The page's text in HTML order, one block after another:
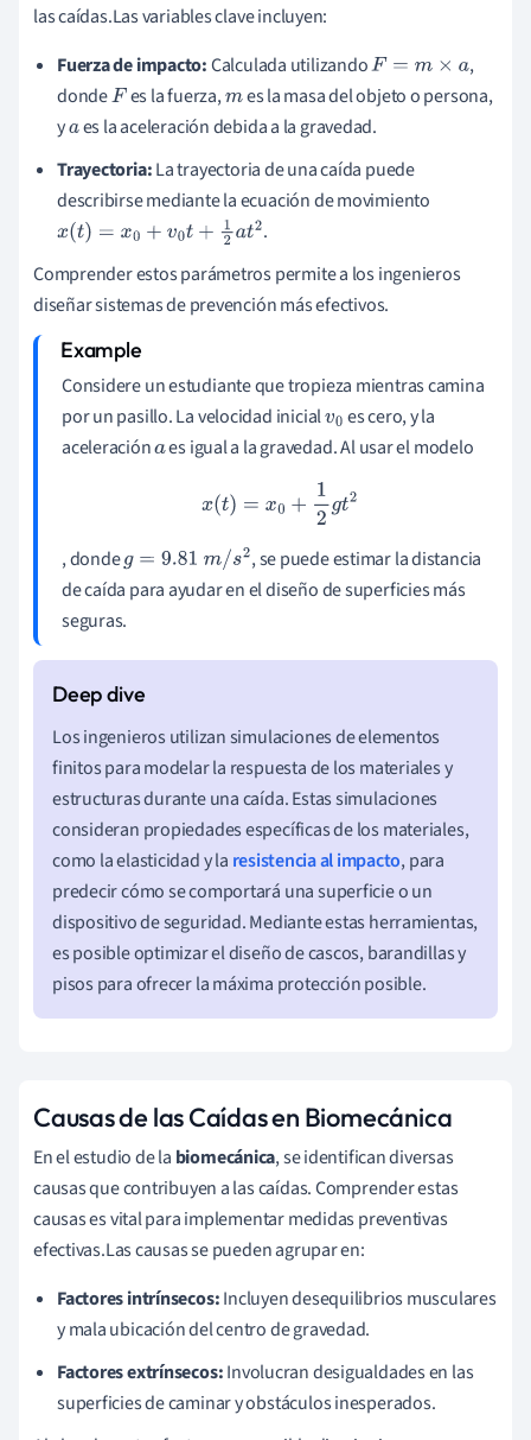
las caídas.Las variables clave incluyen:
Fuerza de impacto:Calculada utilizandoF= m× a
,
dondeF es la fuerza,m es la masa del objeto o persona,
yaes la aceleración debida a la gravedad.
Trayectoria:La trayectoria de una caída puede
describirse mediante la ecuación de movimiento
x(t)=x 0+ v0t +12at2
.
Comprender estos parámetros permite a los ingenieros
diseñar sistemas de prevención más efectivos.
Considere un estudiante que tropieza mientras camina
por un pasillo. La velocidad inicialv0 es cero, y la
aceleraciónaes igual a la gravedad. Al usar el modelo
x t)= x0+ 12 gt2
, dondeg=9.81m/ s2
, se puede estimar la distancia
de caída para ayudar en el diseño de superficies más
seguras.
Los ingenieros utilizan simulaciones de elementos
finitos para modelar la respuesta de los materiales y
estructuras durante una caída. Estas simulaciones
consideran propiedades específicas de los materiales,
como la elasticidad y la resistencia al impacto, para
predecir cómo se comportará una superficie o un
dispositivo de seguridad. Mediante estas herramientas,
es posible optimizar el diseño de cascos, barandillas y
pisos para ofrecer la máxima protección posible.
Causas de las Caídas en Biomecánica
En el estudio de la biomecánica, se identifican diversas
causas que contribuyen a las caídas. Comprender estas
causas es vital para implementar medidas preventivas
efectivas.Las causas se pueden agrupar en:
Factores intrínsecos:Incluyen desequilibrios musculares
y mala ubicación del centro de gravedad.
Factores extrínsecos:Involucran desigualdades en las
superficies de caminar y obstáculos inesperados.